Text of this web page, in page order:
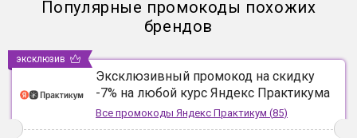
Популярные промокоды похожих
брендов
Эксклюзивный промокод на скидку
-7% на любой курс Яндекс Практикума
Все промокоды Яндекс Практикум (85)
эксклюзив